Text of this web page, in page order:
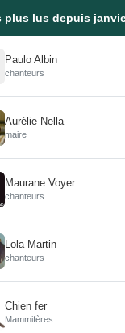
plus lus depuis
Paulo Albin
chanteurs
Aurélie Nella
maire
Maurane Voyer
chanteurs
Lola Martin
chanteurs
Chien fer
Mammifères